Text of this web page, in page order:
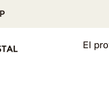
El